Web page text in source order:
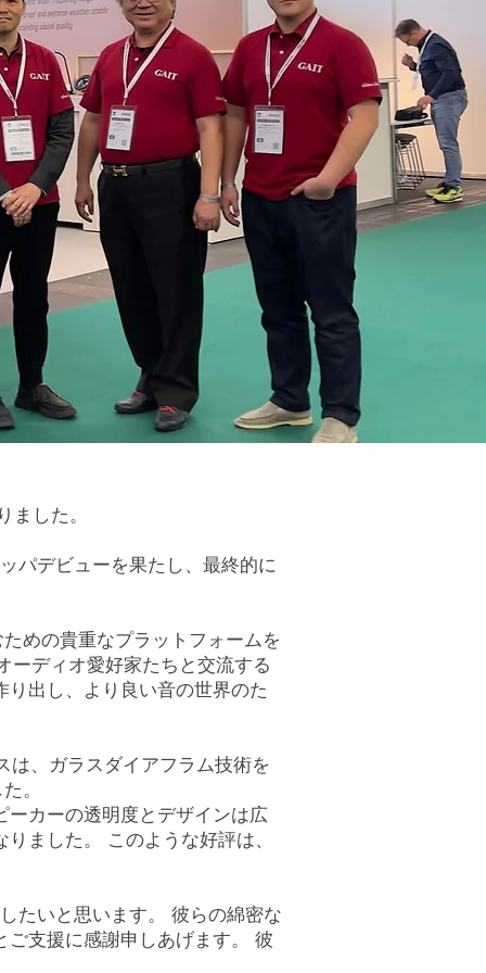
した。
パデビューを果たし、最終的に
めの貴重なプラットフォームを
ーディオ愛好家たちと交流する
出し、より良い音の世界のた
は、ガラスダイアフラム技術を
。
カーの透明度とデザインは広
ました。 このような好評は、
たいと思います。 彼らの綿密な
支援に感謝申しあげます。 彼